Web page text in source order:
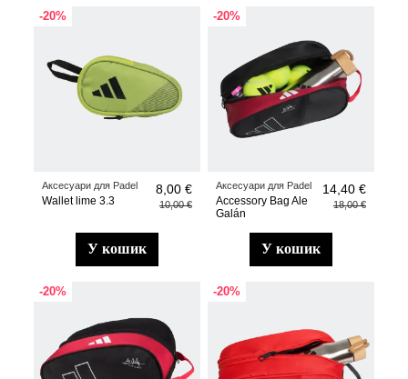
-20%
Аксесуари для Padel
Wallet lime 3.3
8,00 €
10,00 €
у кошик
-20%
Аксесуари для Padel
Accessory Bag Ale
Galán
14,40 €
18,00 €
у кошик
-20% -20%